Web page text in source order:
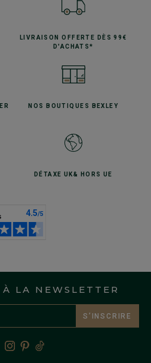
LIVRAISON OFFERTE
DÈS 99€
D'ACHATS*
NOS BOUTIQUES BEXLEY
DÉTAXE UK& HORS UE
LA NEWSLETTER
S’INSCRIRE